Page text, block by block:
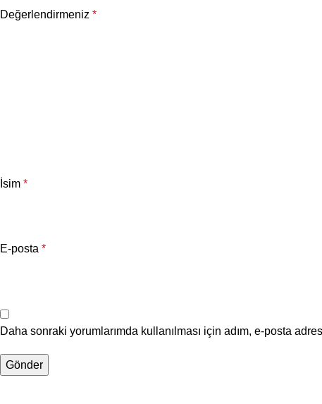
Değerlendirmeniz *
İsim *
E-posta *
Daha sonraki yorumlarımda kullanılması için adım, e-posta